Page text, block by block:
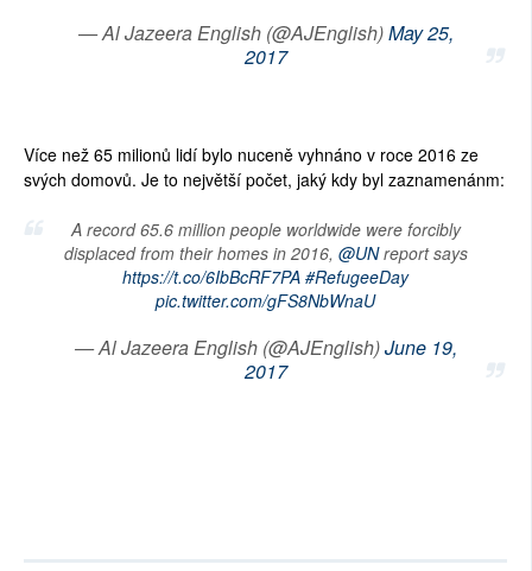
— Al Jazeera English (@AJEnglish)May 25,
2017
Více než 65 milionů lidí bylo nuceně vyhnáno v roce 2016 ze
svých domovů. Je to největší počet, jaký kdy byl zaznamenánm:
A record 65.6 million people worldwide were forcibly
displaced from their homes in 2016, @UNreport says
https://t.co/6IbBcRF7PA #RefugeeDay
pic.twitter.com/gFS8NbWnaU
— Al Jazeera English (@AJEnglish)June 19,
2017